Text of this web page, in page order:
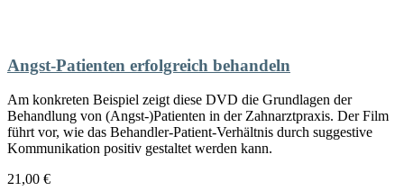
Angst-Patienten erfolgreich behandeln
Am konkreten Beispiel zeigt diese DVD die Grundlagen der
Behandlung von (Angst-)Patienten in der Zahnarztpraxis. Der Film
führt vor, wie das Behandler-Patient-Verhältnis durch suggestive
Kommunikation positiv gestaltet werden kann.
21,00 €